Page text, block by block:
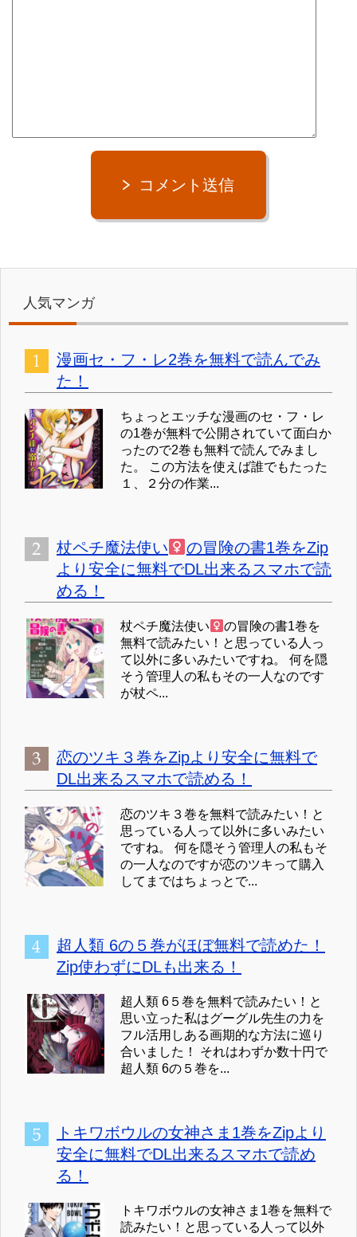
コメント送信
人気マンガ
漫画セ・フ・レ2巻を無料で読んでみ
た！
ちょっとエッチな漫画のセ・フ・レ
の1巻が無料で公開されていて面白か
ったので2巻も無料で読んでみまし
た。 この方法を使えば誰でもたった
１、２分の作業...
杖ペチ魔法使い
の冒険の書1巻をZip
より安全に無料でDL出来るスマホで読
める！
杖ペチ魔法使い
の冒険の書1巻を
無料で読みたい！と思っている人っ
て以外に多いみたいですね。 何を隠
そう管理人の私もその一人なのです
が杖ペ...
恋のツキ３巻をZipより安全に無料で
DL出来るスマホで読める！
恋のツキ３巻を無料で読みたい！と
思っている人って以外に多いみたい
ですね。 何を隠そう管理人の私もそ
の一人なのですが恋のツキって購入
してまではちょっとで...
超人類 6の５巻がほぼ無料で読めた！
Zip使わずにDLも出来る！
超人類 6５巻を無料で読みたい！と
思い立った私はグーグル先生の力を
フル活用しある画期的な方法に巡り
合いました！ それはわずか数十円で
超人類 6の５巻を...
トキワボウルの女神さま1巻をZipより
安全に無料でDL出来るスマホで読め
る！
トキワボウルの女神さま1巻を無料で
読みたい！と思っている人って以外